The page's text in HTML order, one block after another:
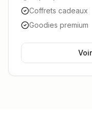
Coffrets cadeaux
Goodies premium